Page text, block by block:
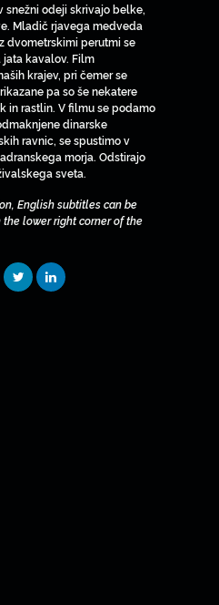
snežni odeji skrivajo belke,
Mladič rjavega medveda
dvometrskimi perutmi se
jata kavalov. Film
krajev, pri čemer se
pa so še nekatere
in rastlin. V filmu se podamo
dinarske
ravnic, se spustimo v
morja. Odstirajo
sveta.
English subtitles can be
lower right corner of the